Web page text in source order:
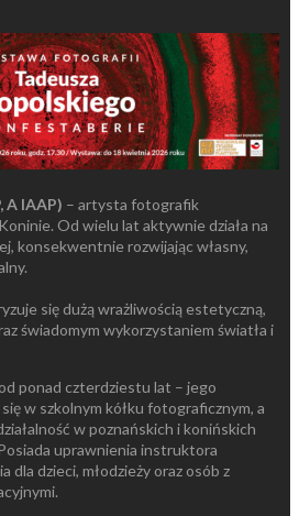
A IAAP) – artysta fotografik
Od wielu lat aktywnie działa na
konsekwentnie rozwijając własny,
się dużą wrażliwością estetyczną,
świadomym wykorzystaniem światła i
ponad czterdziestu lat – jego
w szkolnym kółku fotograficznym, a
w poznańskich i konińskich
uprawnienia instruktora
dla dzieci, młodzieży oraz osób z